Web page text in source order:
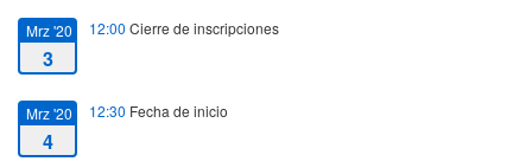
Mrz '20
3
12:00 Cierre de inscripciones
Mrz '20
4
12:30 Fecha de inicio